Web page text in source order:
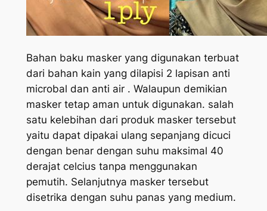
Bahan baku masker yang digunakan terbuat
dari bahan kain yang dilapisi 2 lapisan anti
microbal dan anti air . Walaupun demikian
masker tetap aman untuk digunakan. salah
satu kelebihan dari produk masker tersebut
yaitu dapat dipakai ulang sepanjang dicuci
dengan benar dengan suhu maksimal 40
derajat celcius tanpa menggunakan
pemutih. Selanjutnya masker tersebut
disetrika dengan suhu panas yang medium.